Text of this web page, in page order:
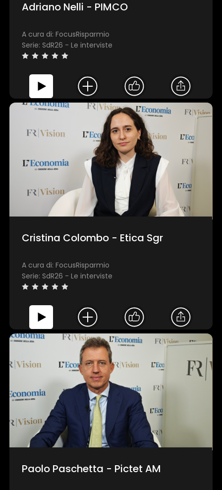
Adriano Nelli - PIMCO
A cura di: FocusRisparmio
Serie: SdR26 - Le interviste
Cristina Colombo - Etica Sgr
A cura di: FocusRisparmio
Serie: SdR26 - Le interviste
Paolo Paschetta - Pictet AM